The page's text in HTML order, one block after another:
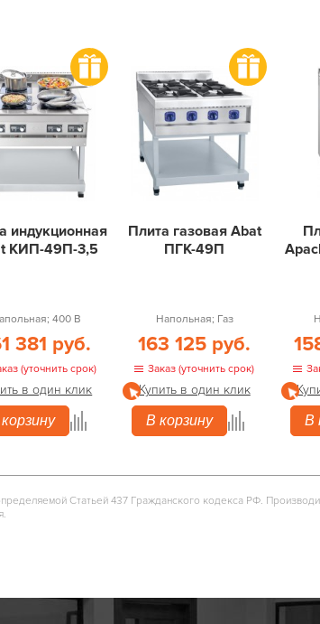
индукционная
КИП-49П-3,5
400 В
381 руб.
(уточнить срок)
в один клик
Плита газовая Abat
ПГК-49П
Напольная; Газ
163 125 руб.
Заказ (уточнить срок)
Купить в один клик
В корзину
В
Статьей 437 Гражданского кодекса РФ.